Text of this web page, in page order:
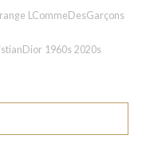
LCommeDesGarçons
1960s 2020s